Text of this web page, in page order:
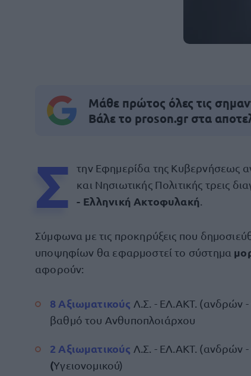
Μάθε πρώτος όλες τις
Βάλε το proson.gr στα
Σ
την Εφημερίδα της Κυβερνήσεως
και Νησιωτικής Πολιτικής τρεις
- Ελληνική Ακτοφυλακή
Σύμφωνα με τις προκηρύξεις που
υποψηφίων θα εφαρμοστεί το σύστημα
αφορούν:
8 Αξιωματικούς Λ.Σ. - ΕΛ.ΑΚΤ. (ανδρών -
βαθμό του Ανθυποπλοιάρχου
2 Αξιωματικούς Λ.Σ. - ΕΛ.ΑΚΤ. (ανδρών -
(Υγειονομικού)